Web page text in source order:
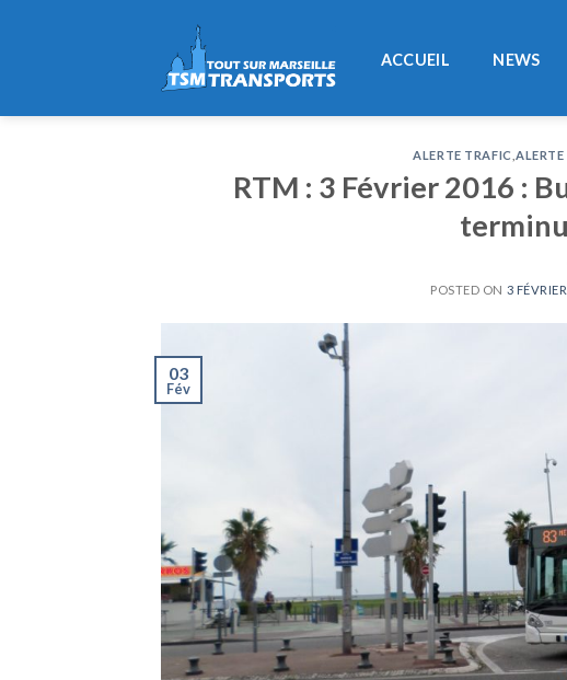
ACCUEIL NEWS
ALERTE TRAFIC ,
RTM : 3 Février 2016 :
POSTED ON 3
03
Fév